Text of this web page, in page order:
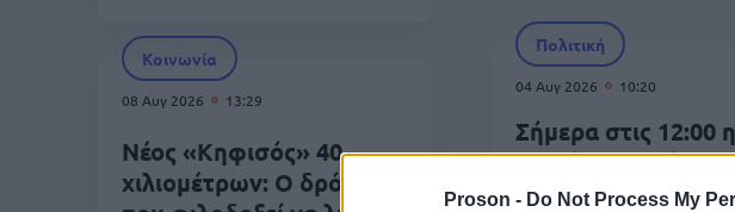
Proson - Do Not Process My
Πολιτική
04 Αυγ 2026 10:20
Σήμερα στις 12:00 η
κηδεία του Γιάννη
Βαρβιτσιώτη
Κοινωνία
08 Αυγ 2026 13:29
Νέος «Κηφισός» 40
χιλιομέτρων: Ο δρόμος